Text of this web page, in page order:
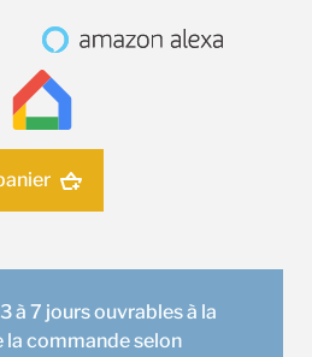
à 7 jours ouvrables à la
la commande selon